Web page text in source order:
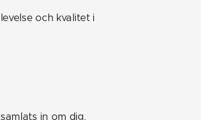
och kvalitet i
in om dig.